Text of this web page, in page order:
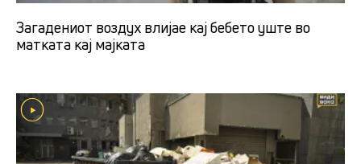
Загадениот воздух влијае кај бебето уште во
матката кај мајката